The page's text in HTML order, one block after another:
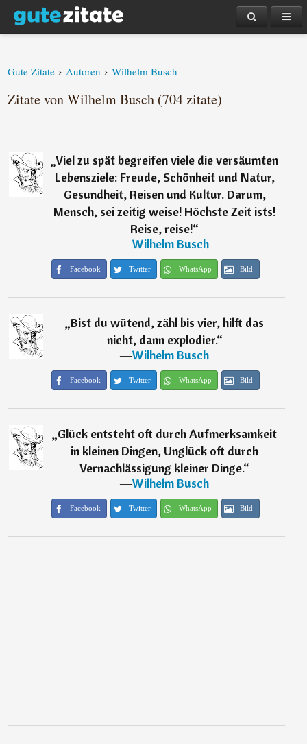
Gute Zitate › Autoren › Wilhelm Busch
Zitate von Wilhelm Busch (704 zitate)
„Viel zu spät begreifen viele die versäumten
Lebensziele: Freude, Schönheit und Natur,
Gesundheit, Reisen und Kultur. Darum,
Mensch, sei zeitig weise! Höchste Zeit ists!
Reise, reise!“
―Wilhelm Busch
Facebook Twitter WhatsApp Bild
„Bist du wütend, zähl bis vier, hilft das
nicht, dann explodier.“
―Wilhelm Busch
Facebook Twitter WhatsApp Bild
„Glück entsteht oft durch Aufmerksamkeit
in kleinen Dingen, Unglück oft durch
Vernachlässigung kleiner Dinge.“
―Wilhelm Busch
Facebook Twitter WhatsApp Bild